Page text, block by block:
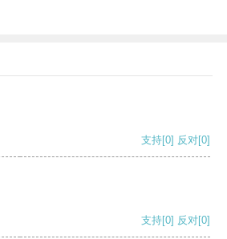
支持[0] 反对[0]
支持[0] 反对[0]